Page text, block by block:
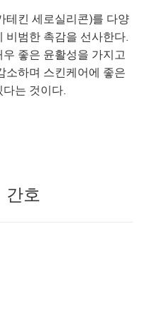
킨 세로실리콘)를 다양
비범한 촉감을 선사한다.
좋은 윤활성을 가지고
소하며 스킨케어에 좋은
는 것이다.
간호